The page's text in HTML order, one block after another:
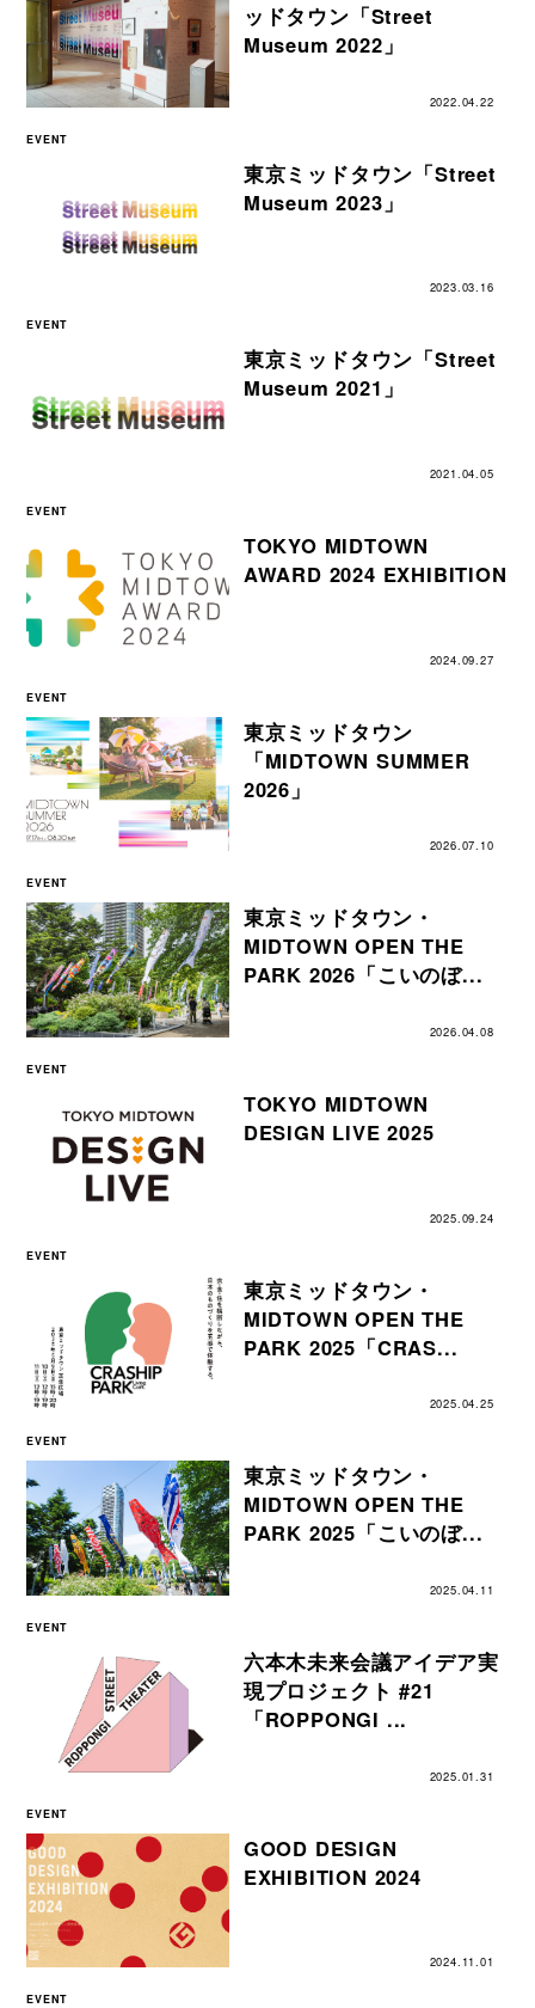
EVENT
東京ミッドタウン「Street
Museum 2023」
2023.03.16
EVENT
東京ミッドタウン「Street
Museum 2021」
2021.04.05
EVENT
TOKYO MIDTOWN
AWARD 2024 EXHIBITION
2024.09.27
ッドタウン「Street
Museum 2022」
2022.04.22
EVENT
東京ミッドタウン
「MIDTOWN SUMMER
2026」
2026.07.10
EVENT
東京ミッドタウン・
MIDTOWN OPEN THE
PARK 2026「こいのぼ...
2026.04.08
EVENT
TOKYO MIDTOWN
DESIGN LIVE 2025
2025.09.24
EVENT
東京ミッドタウン・
MIDTOWN OPEN THE
PARK 2025「CRAS...
2025.04.25
EVENT
東京ミッドタウン・
MIDTOWN OPEN THE
PARK 2025「こいのぼ...
2025.04.11
EVENT
六本木未来会議アイデア実
現プロジェクト #21
「ROPPONGI ...
2025.01.31
EVENT
GOOD DESIGN
EXHIBITION 2024
2024.11.01
EVENT